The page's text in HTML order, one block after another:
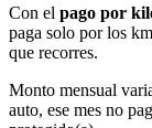
Con el pago por
paga solo por los km
que recorres.
Monto mensual
auto, ese mes no